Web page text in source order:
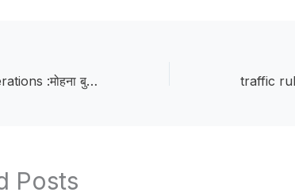
tampering and alterations :मोहना बु. ग्रामपंचायतीत घोळच घोळ; अभिलेखांत खोडाखोड व फेरफार
Posts